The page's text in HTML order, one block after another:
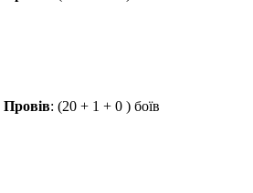
Провів: (20 + 1 + 0 ) боїв